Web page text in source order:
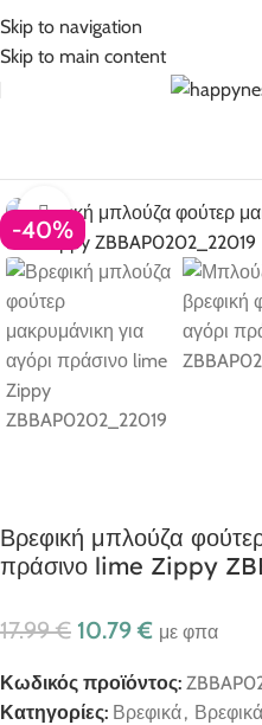
Skip to navigation
Skip to main content
-40%
Click to enlarge
Βρεφική μπλούζα
πράσινο lime Zippy
17.99€ 10.79€ με φπα
Κωδικός προϊόντος:
Κατηγορίες: Βρεφικά,
5% Επιπλέον έκπτωση για